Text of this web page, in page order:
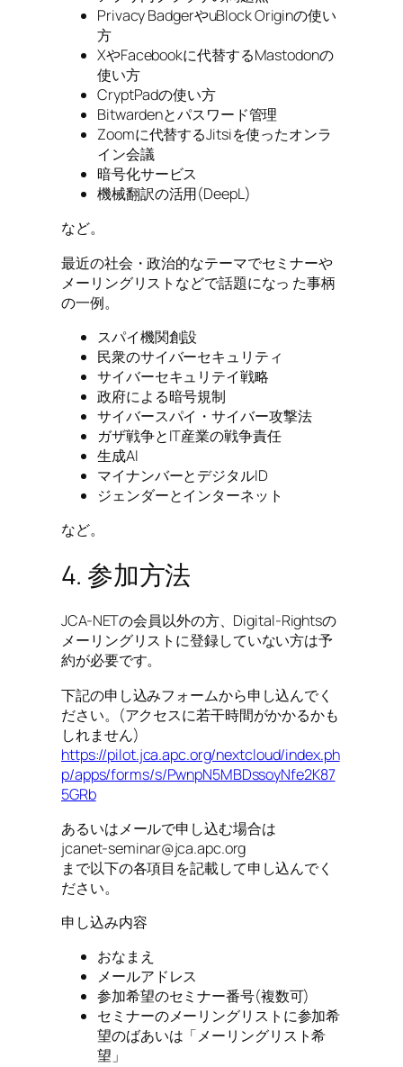
Privacy BadgerやuBlock Originの使い
方
XやFacebookに代替するMastodonの
使い方
CryptPadの使い方
Bitwardenとパスワード管理
Zoomに代替するJitsiを使ったオンラ
イン会議
暗号化サービス
機械翻訳の活用(DeepL)
など。
最近の社会・政治的なテーマでセミナーや
メーリングリストなどで話題になっ た事柄
の一例。
スパイ機関創設
民衆のサイバーセキュリティ
サイバーセキュリテイ戦略
政府による暗号規制
サイバースパイ・サイバー攻撃法
ガザ戦争とIT産業の戦争責任
生成AI
マイナンバーとデジタルID
ジェンダーとインターネット
など。
4. 参加方法
JCA-NETの会員以外の方、Digital-Rightsの
メーリングリストに登録していない方は予
約が必要です。
下記の申し込みフォームから申し込んでく
ださい。(アクセスに若干時間がかかるかも
しれません)
https://pilot.jca.apc.org/nextcloud/index.ph
p/apps/forms/s/PwnpN5MBDssoyNfe2K87
5GRb
あるいはメールで申し込む場合は
jcanet-seminar@jca.apc.org
まで以下の各項目を記載して申し込んでく
ださい。
申し込み内容
おなまえ
メールアドレス
参加希望のセミナー番号(複数可)
セミナーのメーリングリストに参加希
望のばあいは「メーリングリスト希
望」